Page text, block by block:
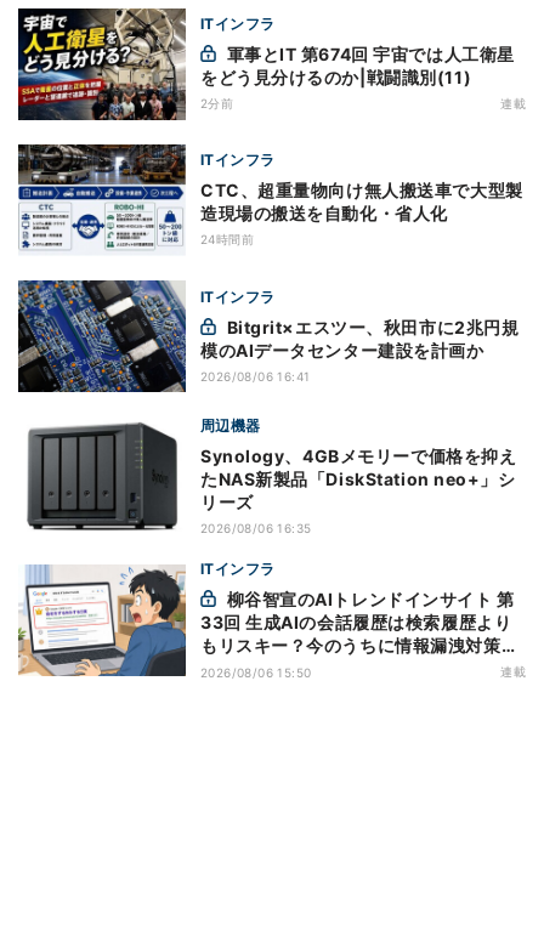
ITインフラ
をどう見分けるのか|戦闘識別(11)
2分前 連載
ITインフラ
CTC、超重量物向け無人搬送車で大型製
造現場の搬送を自動化・省人化
24時間前
ITインフラ
模のAIデータセンター建設を計画か
2026/08/06 16:41
周辺機器
Synology、4GBメモリーで価格を抑え
たNAS新製品「DiskStation neo+」シ
リーズ
2026/08/06 16:35
ITインフラ
33回 生成AIの会話履歴は検索履歴より
もリスキー？今のうちに情報漏洩対策を
万全にしておこう
2026/08/06 15:50 連載